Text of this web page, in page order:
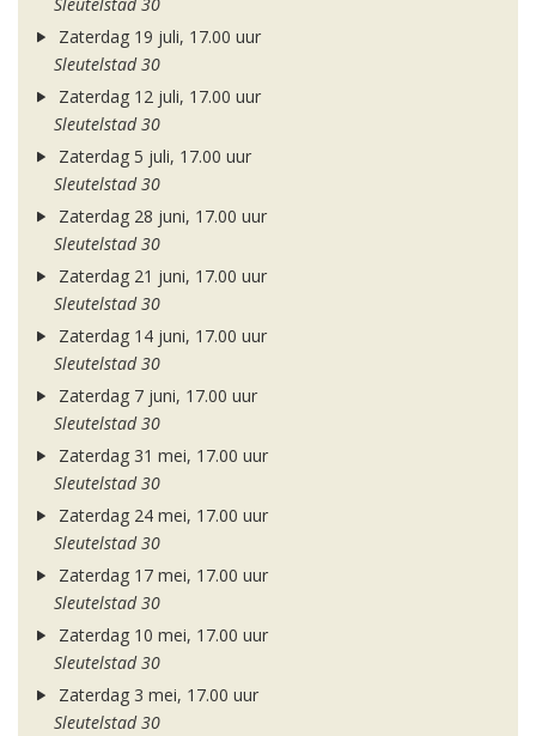
Sleutelstad 30
Zaterdag 19 juli, 17.00 uur
Sleutelstad 30
Zaterdag 12 juli, 17.00 uur
Sleutelstad 30
Zaterdag 5 juli, 17.00 uur
Sleutelstad 30
Zaterdag 28 juni, 17.00 uur
Sleutelstad 30
Zaterdag 21 juni, 17.00 uur
Sleutelstad 30
Zaterdag 14 juni, 17.00 uur
Sleutelstad 30
Zaterdag 7 juni, 17.00 uur
Sleutelstad 30
Zaterdag 31 mei, 17.00 uur
Sleutelstad 30
Zaterdag 24 mei, 17.00 uur
Sleutelstad 30
Zaterdag 17 mei, 17.00 uur
Sleutelstad 30
Zaterdag 10 mei, 17.00 uur
Sleutelstad 30
Zaterdag 3 mei, 17.00 uur
Sleutelstad 30